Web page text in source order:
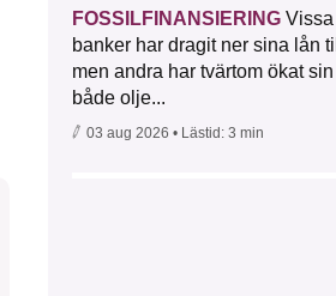
FOSSILFINANSIERING
banker har dragit ner sina lån
men andra har tvärtom ökat
både olje...
03 aug 2026 • Lästid: 3 min